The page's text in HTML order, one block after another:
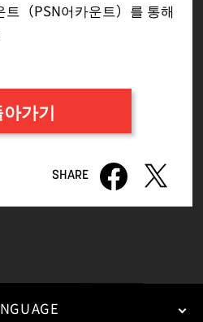
（PSN어카운트）를 통해
가기